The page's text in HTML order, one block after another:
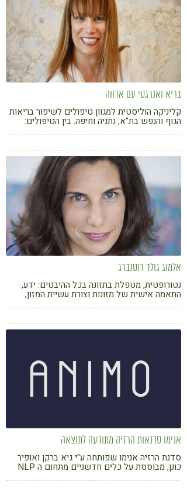
בריא ואנרגטי עם אדווה
קליניקה הוליסטית למגוון טיפולים לשיפור בריאות
הגוף והנפש בת"א, נתניה וחיפה. בין הטיפולים:
אירידיולוגיה, NLP ועוד.
אלמוג גולד רוטנברג
נטורופטית, מטפלת בתזונה בכל ההיבטים: ידע,
התאמה אישית של מזונות וצורת עשיית המזון,
הטמעת הרגלים, אסטרטגיות אכילה, אכילה רגשית.
קליניקה וקבוצות בת"א. משלבת בטיפול הנטורופטי
כלים מעולם ההתמקדות (פוקוסינג) ותזונה
סינית-מקרוביוטית. מרצה במכללת רידמן ובחברות
אנימו סדנאות הרזיה מתודעה לתוצאה
סדנת הרזיה אנימו שפותחה ע"י גיא ברקן ואופיר
כונן, מבוססת על כלים חדשניים מתחום ה NLP